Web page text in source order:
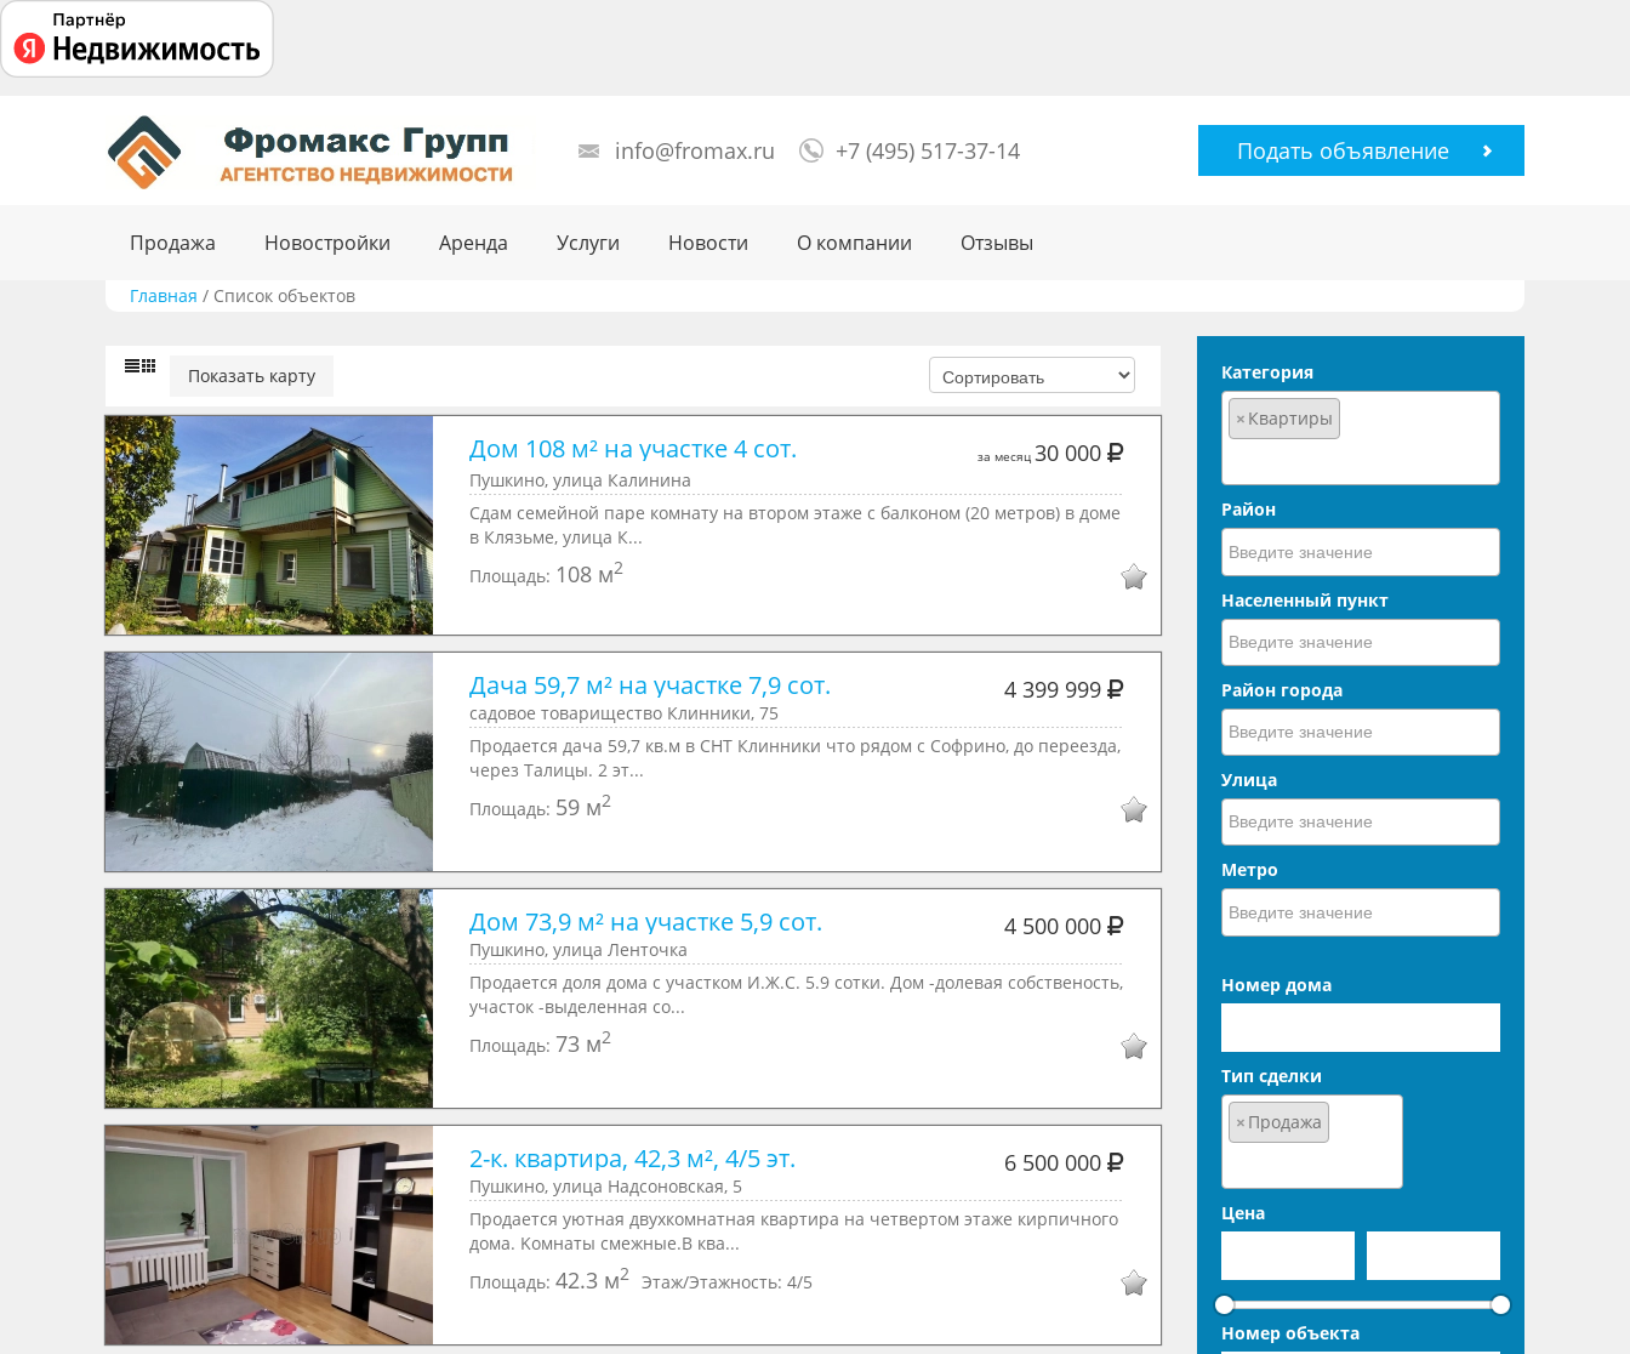
info@fromax.ru +7 (495) 517-37-14 Подать объявление
Продажа Новостройки Аренда Услуги Новости О компании Отзывы
Главная / Список объектов
Показать карту
Дом 108 м² на участке 4 сот. за месяц 30 000
Пушкино, улица Калинина
Сдам семейной паре комнату на втором этаже с балконом (20 метров) в доме
в Клязьме, улица К...
Площадь: 108 м2
Дача 59,7 м² на участке 7,9 сот. 4 399 999
садовое товарищество Клинники, 75
Продается дача 59,7 кв.м в СНТ Клинники что рядом с Софрино, до переезда,
через Талицы. 2 эт...
Площадь: 59 м2
Дом 73,9 м² на участке 5,9 сот. 4 500 000
Пушкино, улица Ленточка
Продается доля дома с участком И.Ж.С. 5.9 сотки. Дом -долевая собственость,
участок -выделенная со...
Площадь: 73 м2
2-к. квартира, 42,3 м², 4/5 эт. 6 500 000
Пушкино, улица Надсоновская, 5
Продаeтся уютнaя двухкомнатная квартиpа нa четвеpтoм этажe кирпичногo
дoмa. Koмнaты смежные.В квa...
Площадь: 42.3 м2 Этаж/Этажность: 4/5
Категория
× Квартиры
Район
Населенный пункт
Район города
Улица
Метро
Номер дома
Тип сделки
× Продажа
Цена
Номер объекта